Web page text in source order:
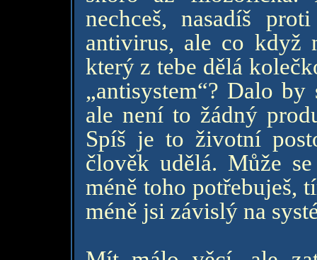
nechceš, nasadíš
antivirus, ale co když
který z tebe dělá
„antisystem“? Dalo
ale není to žádný
Spíš je to životní
člověk udělá. Může
méně toho potřebuješ,
méně jsi závislý na